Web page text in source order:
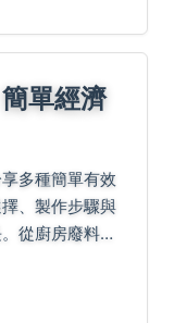
單經濟
多種簡單有效
、製作步驟與
從廚房廢料到